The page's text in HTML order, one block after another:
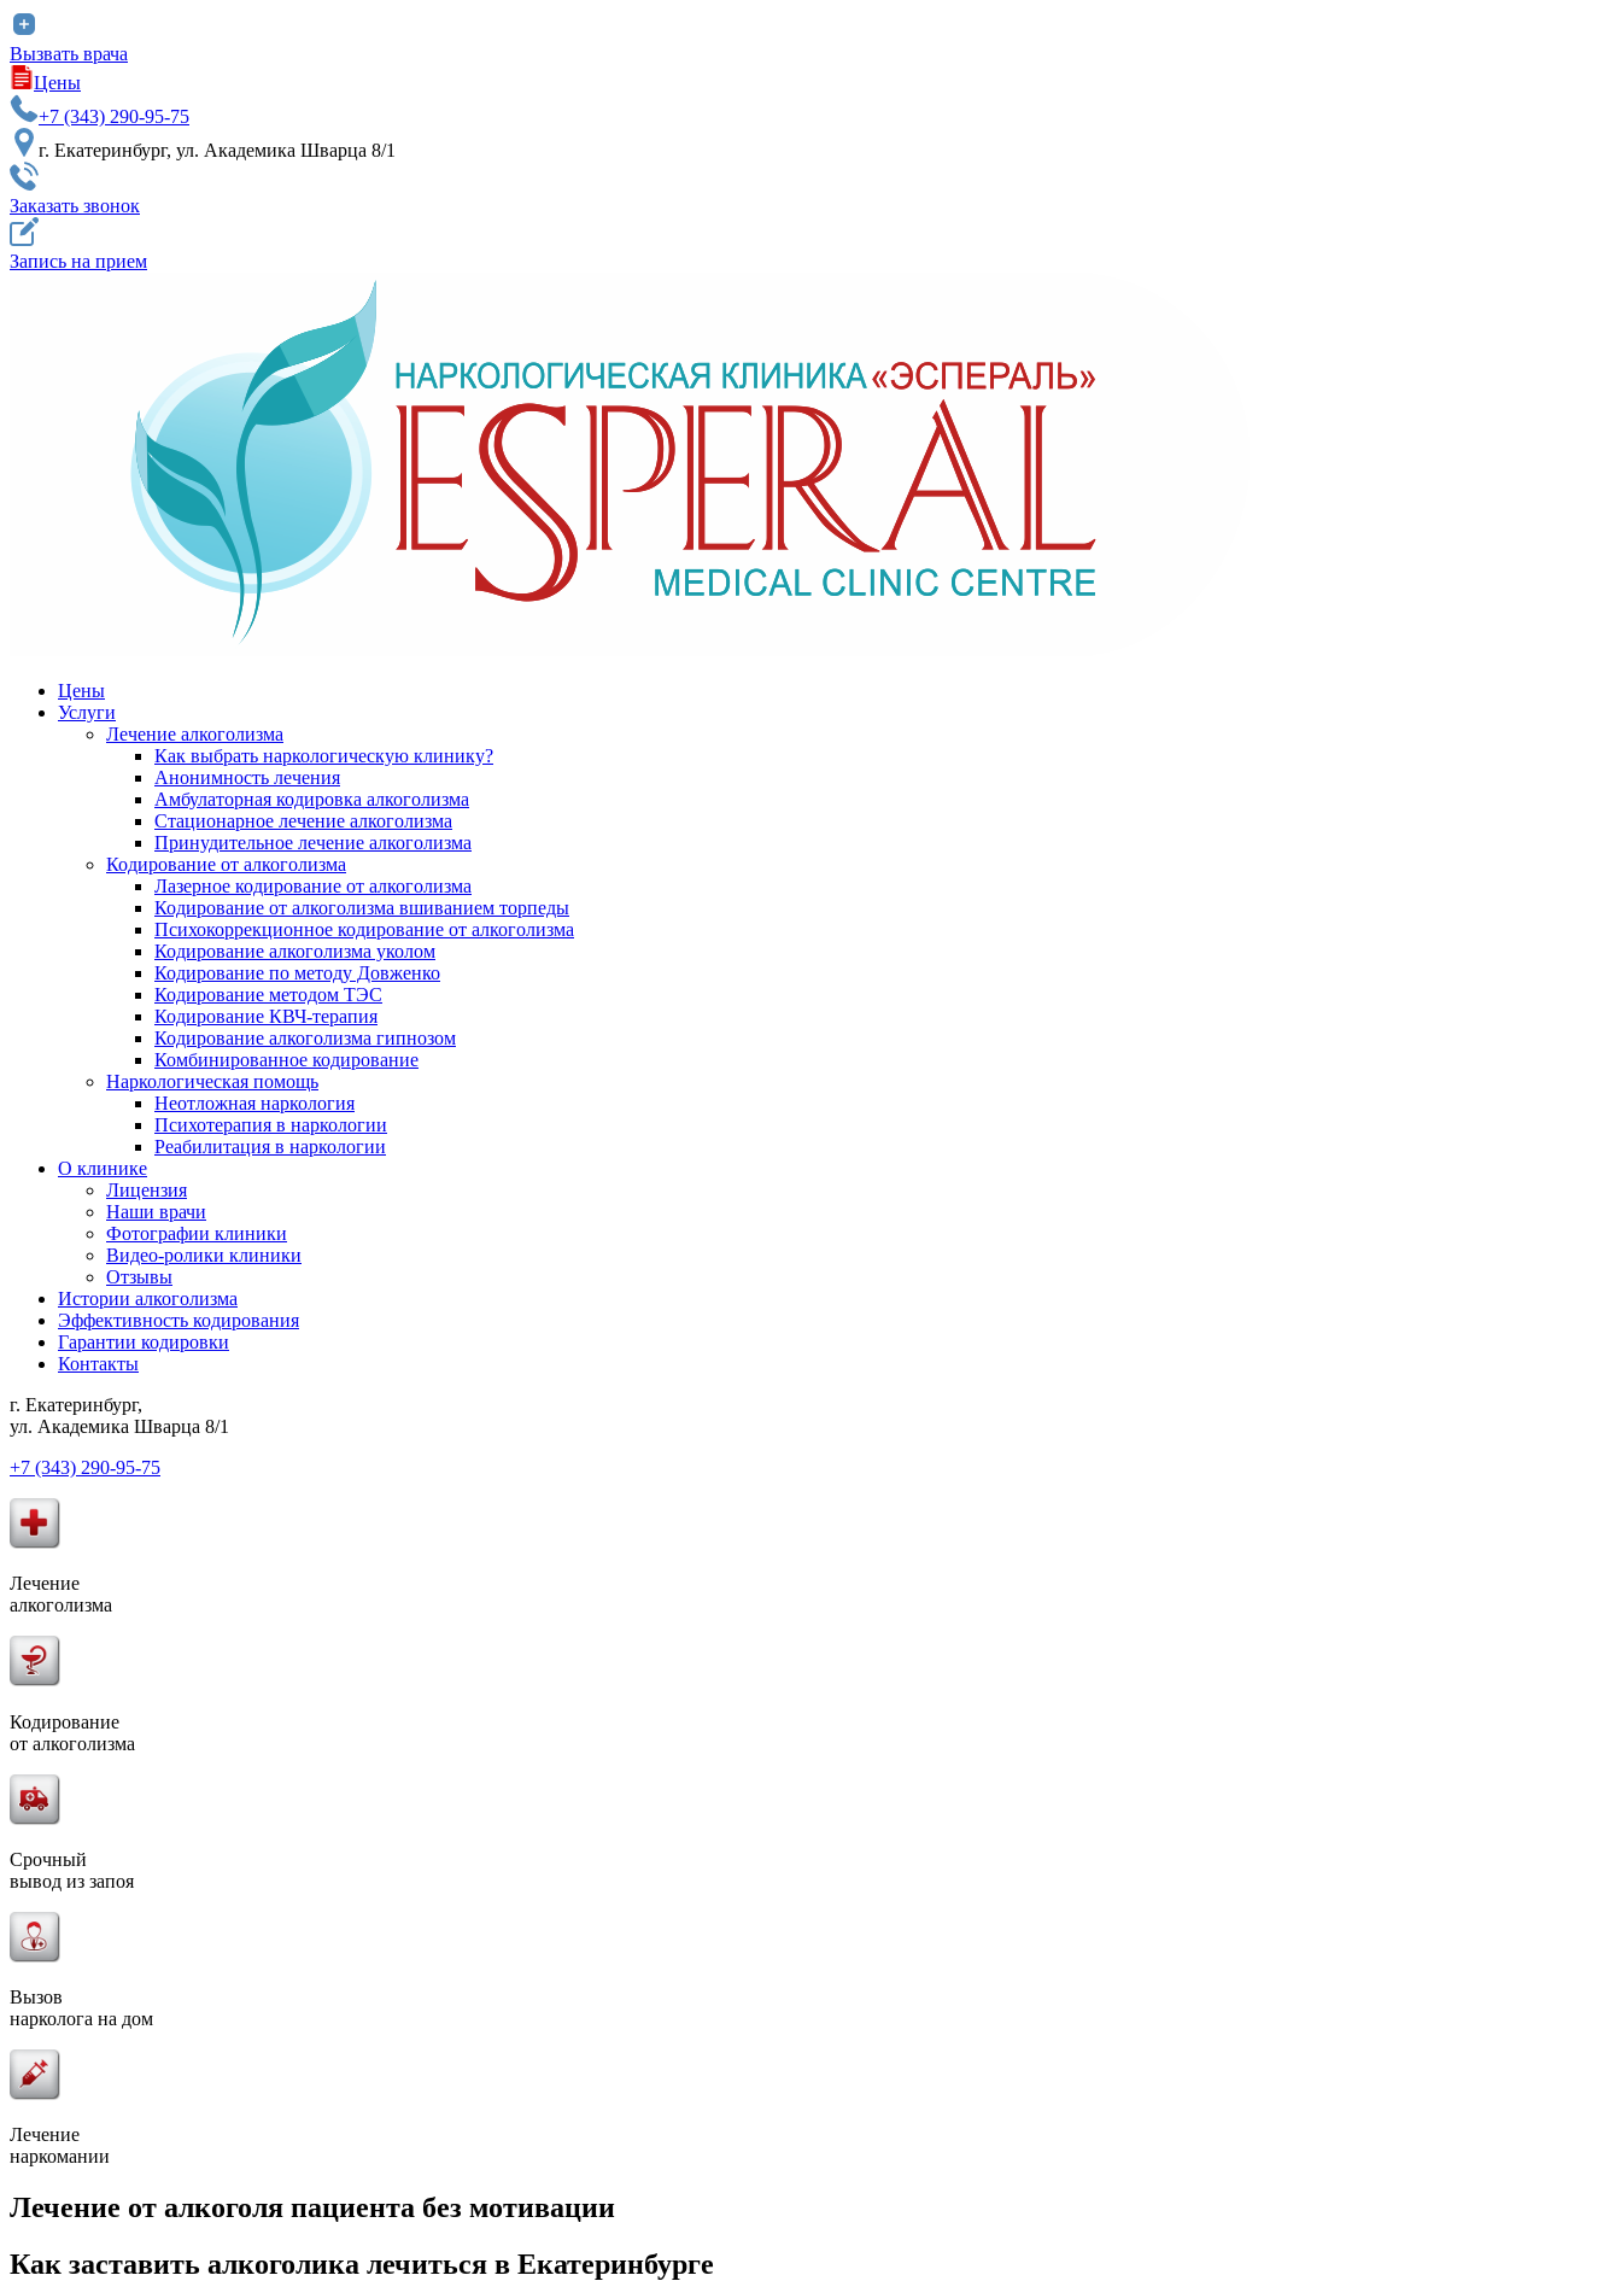
Вызвать врача
Цены
+7 (343) 290-95-75
г. Екатеринбург, ул. Академика Шварца 8/1
Заказать звонок
Запись на прием
Цены
Услуги
Лечение алкоголизма
Как выбрать наркологическую клинику?
Анонимность лечения
Амбулаторная кодировка алкоголизма
Стационарное лечение алкоголизма
Принудительное лечение алкоголизма
Кодирование от алкоголизма
Лазерное кодирование от алкоголизма
Кодирование от алкоголизма вшиванием торпеды
Психокоррекционное кодирование от алкоголизма
Кодирование алкоголизма уколом
Кодирование по методу Довженко
Кодирование методом ТЭС
Кодирование КВЧ-терапия
Кодирование алкоголизма гипнозом
Комбинированное кодирование
Наркологическая помощь
Неотложная наркология
Психотерапия в наркологии
Реабилитация в наркологии
О клинике
Лицензия
Наши врачи
Фотографии клиники
Видео-ролики клиники
Отзывы
Истории алкоголизма
Эффективность кодирования
Гарантии кодировки
Контакты
г. Екатеринбург,
ул. Академика Шварца 8/1
+7 (343) 290-95-75
Лечение
алкоголизма
Кодирование
от алкоголизма
Срочный
вывод из запоя
Вызов
нарколога на дом
Лечение
наркомании
Лечение от алкоголя пациента без мотивации
Как заставить алкоголика лечиться в Екатеринбурге